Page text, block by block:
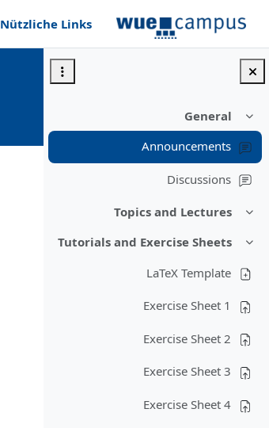
Nützliche Links
طي
General
Announcements
Discussions
طي Topics and Lectures
طي
Tutorials and Exercise Sheets
LaTeX Template
Exercise Sheet 1
Exercise Sheet 2
Exercise Sheet 3
Exercise Sheet 4